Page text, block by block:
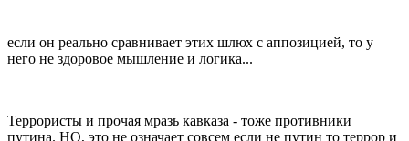
если он реально сравнивает этих шлюх с аппозицией, то у
него не здоровое мышление и логика...
Террористы и прочая мразь кавказа - тоже противники
путина. НО, это не означает совсем если не путин то террор и